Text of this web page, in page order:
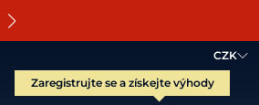
CZK
Zaregistrujte se a získejte výhody